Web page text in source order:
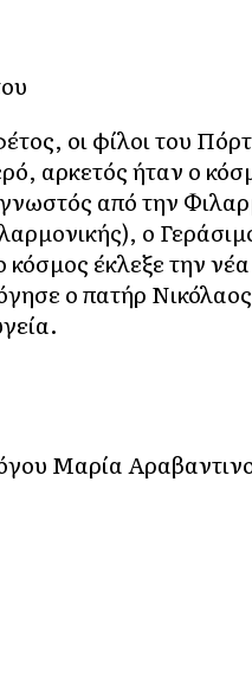
οι φίλοι του
αρκετός ήταν ο
από την
ο
έκλεξε την
ο πατήρ